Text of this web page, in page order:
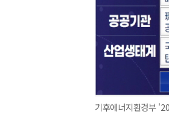
기후에너지환경부